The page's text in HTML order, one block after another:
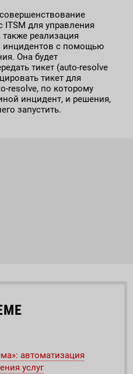
ITSM для управления
также реализация
инцидентов с помощью
Она будет
тикет (auto-resolve
тикет для
resolve, по которому
инцидент, и решения,
запустить.
автоматизация
услуг